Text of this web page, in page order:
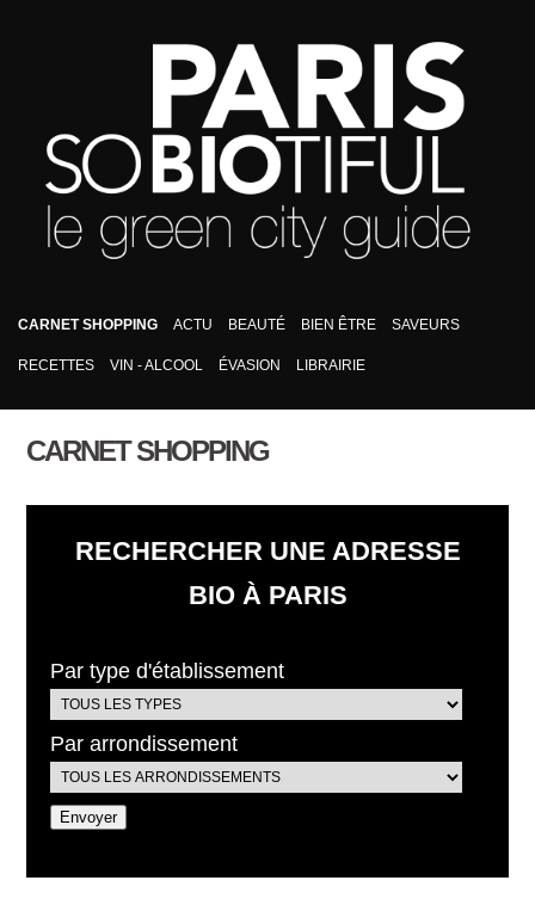
CARNET SHOPPING ACTU BEAUTÉ BIEN ÊTRE SAVEURS
RECETTES VIN - ALCOOL ÉVASION LIBRAIRIE
CARNET SHOPPING
RECHERCHER UNE ADRESSE
BIO À PARIS
Par type d'établissement
Par arrondissement